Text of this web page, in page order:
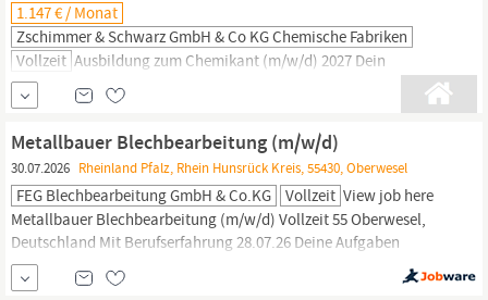
1.147 € / Monat
Zschimmer & Schwarz GmbH & Co KG Chemische Fabriken
Vollzeit Ausbildung zum Chemikant (m/w/d) 2027 Dein
Ausbildungsberuf Chemikanten sind die Fachleute in den
Produktionsbetrieben der chemischen Industrie. In
automatisierten und computergesteuerten Anlagen überwachen
und regeln sie den technischen Ablauf bei der Herstellung
chemischer Spezialprodukte. Eventuelle Störungen und
Abweichungen im regulären Produktionsablauf müssen von...
Metallbauer Blechbearbeitung (m/w/d)
30.07.2026 Rheinland Pfalz, Rhein Hunsrück Kreis, 55430, Oberwesel
FEG Blechbearbeitung GmbH & Co.KG Vollzeit View job here
Metallbauer Blechbearbeitung (m/w/d) Vollzeit 55 Oberwesel,
Deutschland Mit Berufserfahrung 28.07.26 Deine Aufgaben
Blechbearbeitung: Fertige und bearbeite Blechbauteile durch
Stanzen, Lasern, Biegen, Bohren und Schweißen nach